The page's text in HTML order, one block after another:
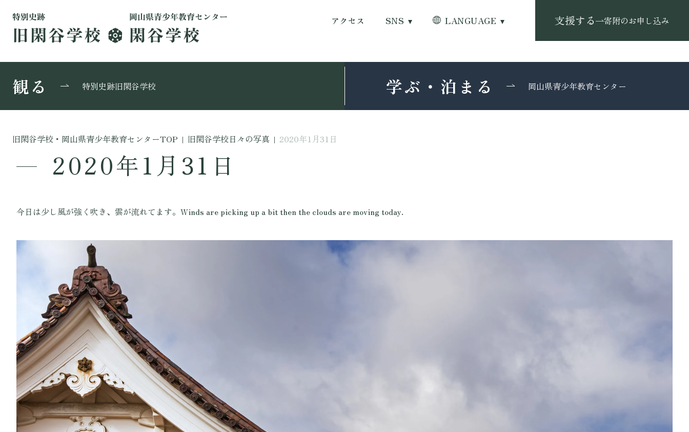
アクセス SNS LANGUAGE 支援する 寄附のお申し込み
観る 特別史跡旧閑谷学校 学ぶ・泊まる 岡山県青少年教育センター
旧閑谷学校・岡山県青少年教育センターTOP | 旧閑谷学校日々の写真 | 2020年1月31日
2020年1月31日
今日は少し風が強く吹き、雲が流れてます。Winds are picking up a bit then the clouds are moving today.